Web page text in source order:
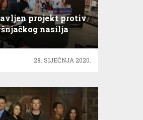
projekt protiv
nasilja
#naNAJjače
28. SIJEČNJA 2020.